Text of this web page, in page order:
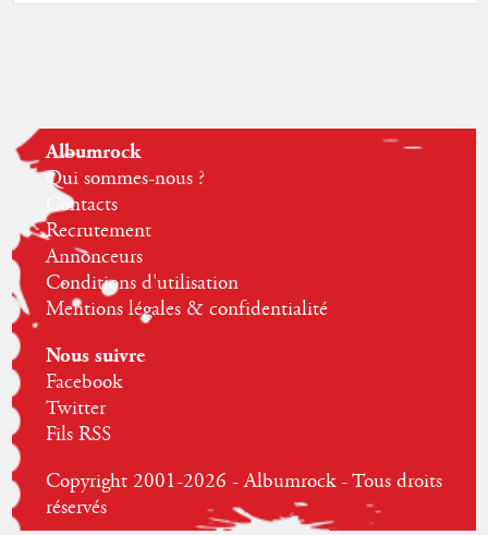
Albumrock
Qui sommes-nous ?
Contacts
Recrutement
Annonceurs
Conditions d'utilisation
Mentions légales & confidentialité
Nous suivre
Facebook
Twitter
Fils RSS
Copyright 2001-2026 - Albumrock - Tous droits
réservés